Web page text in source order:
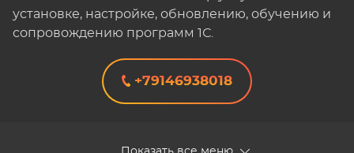
установке, настройке, обновлению, обучению и
сопровождению программ 1С.
+79146938018